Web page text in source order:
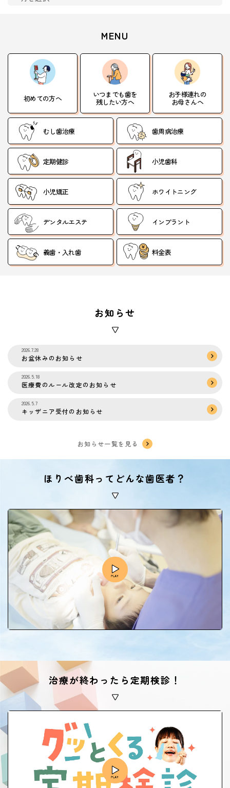
MENU
初めての方へ いつまでも歯を
残したい方へ
お子様連れの
お母さんへ
むし歯治療 歯周病治療
定期健診 小児歯科
小児矯正 ホワイトニング
デンタルエステ インプラント
義歯・入れ歯 料金表
お知らせ
2026.7.28
お盆休みのお知らせ
2026.5.18
医療費のルール改定のお知らせ
2026.5.7
キッザニア受付のお知らせ
お知らせ一覧を見る
ほりべ歯科ってどんな歯医者？
治療が終わったら定期検診！